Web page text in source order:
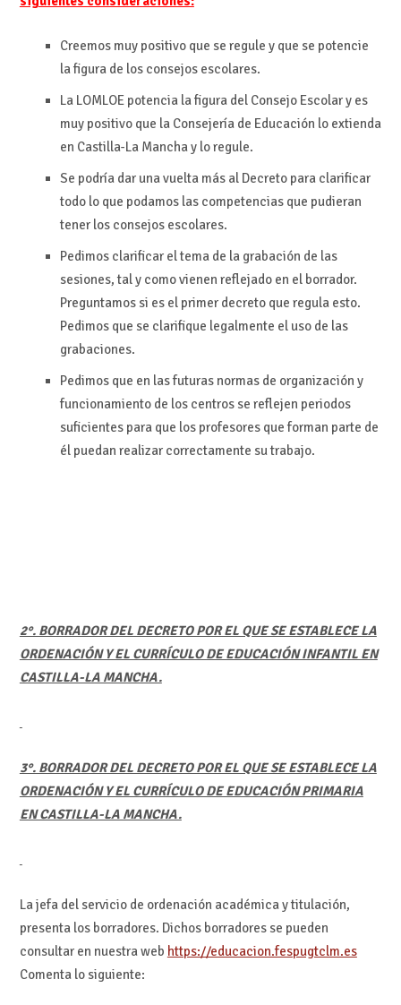
Creemos muy positivo que se regule y que se potencie
la figura de los consejos escolares.
La LOMLOE potencia la figura del Consejo Escolar y es
muy positivo que la Consejería de Educación lo extienda
en Castilla-La Mancha y lo regule.
Se podría dar una vuelta más al Decreto para clarificar
todo lo que podamos las competencias que pudieran
tener los consejos escolares.
Pedimos clarificar el tema de la grabación de las
sesiones, tal y como vienen reflejado en el borrador.
Preguntamos si es el primer decreto que regula esto.
Pedimos que se clarifique legalmente el uso de las
grabaciones.
Pedimos que en las futuras normas de organización y
funcionamiento de los centros se reflejen periodos
suficientes para que los profesores que forman parte de
él puedan realizar correctamente su trabajo.
2°. BORRADOR DEL DECRETO POR EL QUE SE ESTABLECE LA
ORDENACIÓN Y EL CURRÍCULO DE EDUCACIÓN INFANTIL EN
CASTILLA-LA MANCHA.
3°. BORRADOR DEL DECRETO POR EL QUE SE ESTABLECE LA
ORDENACIÓN Y EL CURRÍCULO DE EDUCACIÓN PRIMARIA
EN CASTILLA-LA MANCHA.
La jefa del servicio de ordenación académica y titulación,
presenta los borradores. Dichos borradores se pueden
consultar en nuestra web https://educacion.fespugtclm.es
Comenta lo siguiente: